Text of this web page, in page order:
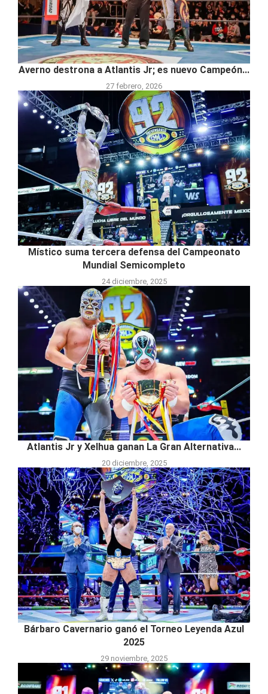
Averno destrona a Atlantis Jr; es nuevo Campeón...
27 febrero, 2026
Místico suma tercera defensa del Campeonato
Mundial Semicompleto
24 diciembre, 2025
Atlantis Jr y Xelhua ganan La Gran Alternativa...
20 diciembre, 2025
Bárbaro Cavernario ganó el Torneo Leyenda Azul
2025
29 noviembre, 2025